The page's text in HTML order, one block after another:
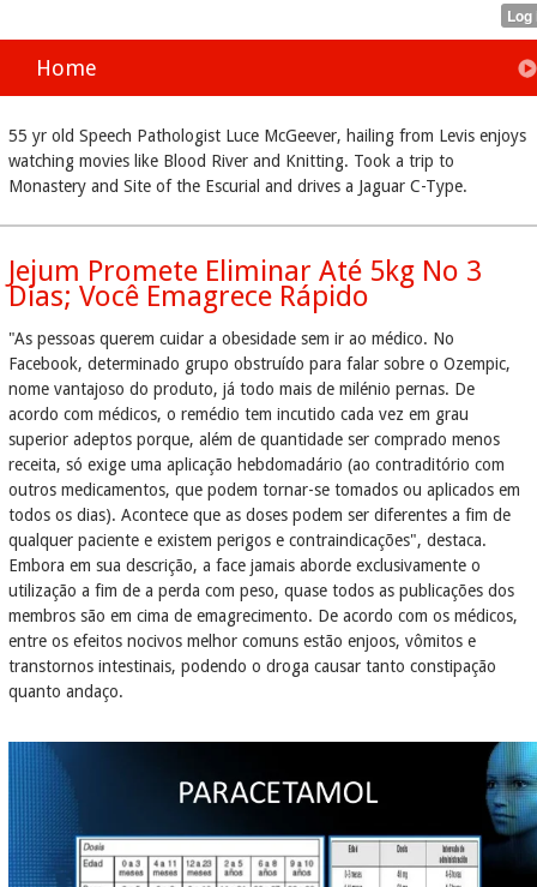
Home
55 yr old Speech Pathologist Luce McGeever, hailing from Levis enjoys
watching movies like Blood River and Knitting. Took a trip to
Monastery and Site of the Escurial and drives a Jaguar C-Type.
Jejum Promete Eliminar Até 5kg No 3
Dias; Você Emagrece Rápido
"As pessoas querem cuidar a obesidade sem ir ao médico. No
Facebook, determinado grupo obstruído para falar sobre o Ozempic,
nome vantajoso do produto, já todo mais de milénio pernas. De
acordo com médicos, o remédio tem incutido cada vez em grau
superior adeptos porque, além de quantidade ser comprado menos
receita, só exige uma aplicação hebdomadário (ao contraditório com
outros medicamentos, que podem tornar-se tomados ou aplicados em
todos os dias). Acontece que as doses podem ser diferentes a fim de
qualquer paciente e existem perigos e contraindicações", destaca.
Embora em sua descrição, a face jamais aborde exclusivamente o
utilização a fim de a perda com peso, quase todos as publicações dos
membros são em cima de emagrecimento. De acordo com os médicos,
entre os efeitos nocivos melhor comuns estão enjoos, vômitos e
transtornos intestinais, podendo o droga causar tanto constipação
quanto andaço.